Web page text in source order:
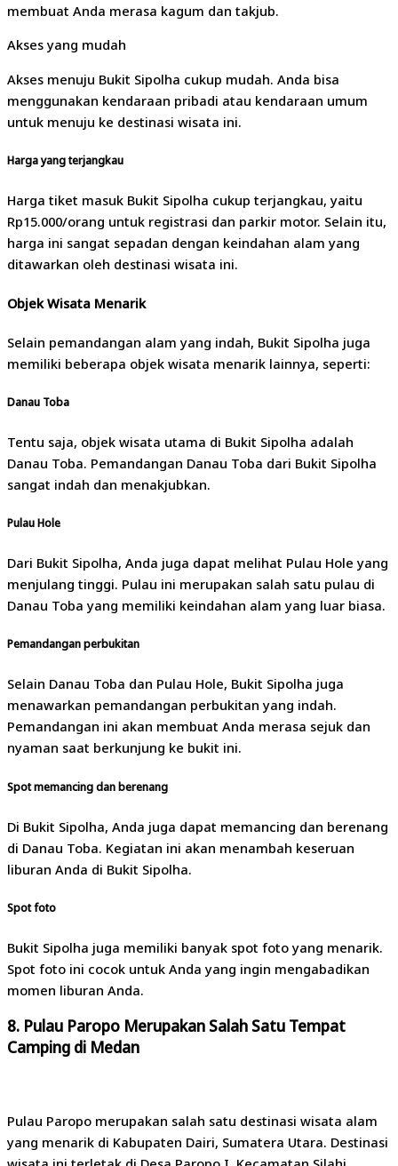
membuat Anda merasa kagum dan takjub.
Akses yang mudah
Akses menuju Bukit Sipolha cukup mudah. Anda bisa
menggunakan kendaraan pribadi atau kendaraan umum
untuk menuju ke destinasi wisata ini.
Harga yang terjangkau
Harga tiket masuk Bukit Sipolha cukup terjangkau, yaitu
Rp15.000/orang untuk registrasi dan parkir motor. Selain itu,
harga ini sangat sepadan dengan keindahan alam yang
ditawarkan oleh destinasi wisata ini.
Objek Wisata Menarik
Selain pemandangan alam yang indah, Bukit Sipolha juga
memiliki beberapa objek wisata menarik lainnya, seperti:
Danau Toba
Tentu saja, objek wisata utama di Bukit Sipolha adalah
Danau Toba. Pemandangan Danau Toba dari Bukit Sipolha
sangat indah dan menakjubkan.
Pulau Hole
Dari Bukit Sipolha, Anda juga dapat melihat Pulau Hole yang
menjulang tinggi. Pulau ini merupakan salah satu pulau di
Danau Toba yang memiliki keindahan alam yang luar biasa.
Pemandangan perbukitan
Selain Danau Toba dan Pulau Hole, Bukit Sipolha juga
menawarkan pemandangan perbukitan yang indah.
Pemandangan ini akan membuat Anda merasa sejuk dan
nyaman saat berkunjung ke bukit ini.
Spot memancing dan berenang
Di Bukit Sipolha, Anda juga dapat memancing dan berenang
di Danau Toba. Kegiatan ini akan menambah keseruan
liburan Anda di Bukit Sipolha.
Spot foto
Bukit Sipolha juga memiliki banyak spot foto yang menarik.
Spot foto ini cocok untuk Anda yang ingin mengabadikan
momen liburan Anda.
8. Pulau Paropo Merupakan Salah Satu Tempat
Camping di Medan
Pulau Paropo merupakan salah satu destinasi wisata alam
yang menarik di Kabupaten Dairi, Sumatera Utara. Destinasi